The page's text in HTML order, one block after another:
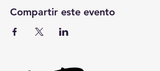
Compartir este evento